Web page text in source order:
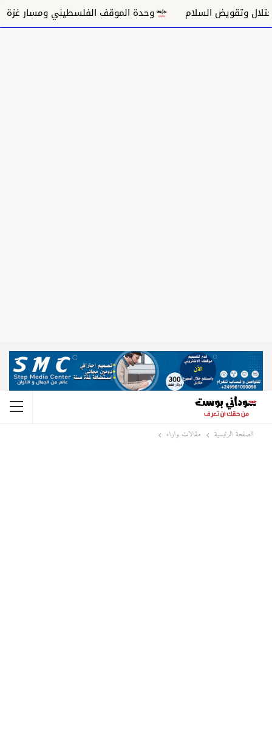
السلام وحدة الموقف الفلسطيني ومسار غزة السياسي
الصفحة الرئيسية مقالات واراء